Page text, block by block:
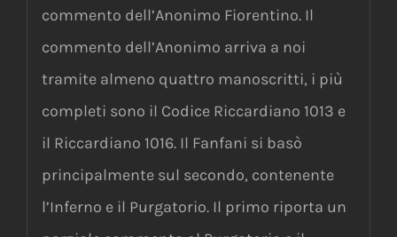
commento dell’Anonimo Fiorentino. Il
commento dell’Anonimo arriva a noi
tramite almeno quattro manoscritti, i più
completi sono il Codice Riccardiano 1013 e
il Riccardiano 1016. Il Fanfani si basò
principalmente sul secondo, contenente
l’Inferno e il Purgatorio. Il primo riporta un